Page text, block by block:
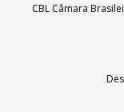
CBL Câmara